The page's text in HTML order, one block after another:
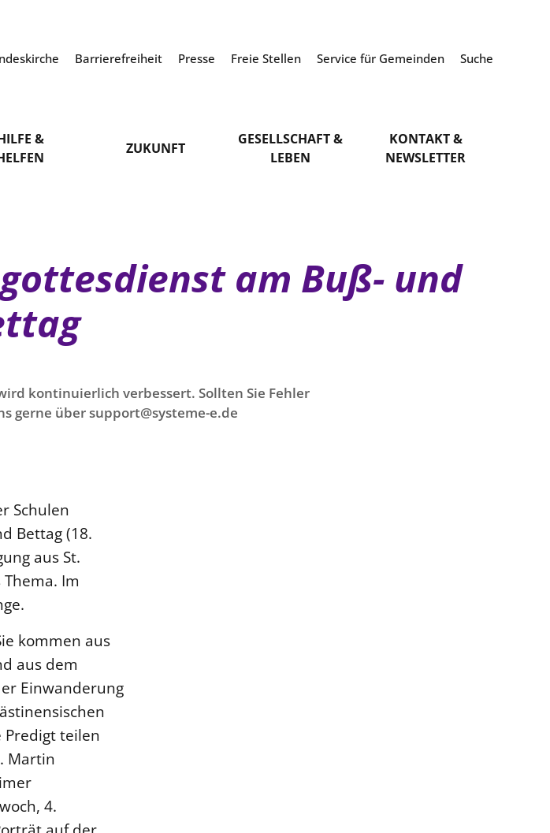
Barrierefreiheit Presse Freie Stellen Service für Gemeinden Suche
&
ZUKUNFT
GESELLSCHAFT &
LEBEN
KONTAKT &
NEWSLETTER
am Buß- und
kontinuierlich verbessert. Sollten Sie Fehler
gerne über support@systeme-e.de
Schulen
Bettag (18.
aus St.
Im
kommen aus
aus dem
Einwanderung
Predigt teilen
Martin
4.